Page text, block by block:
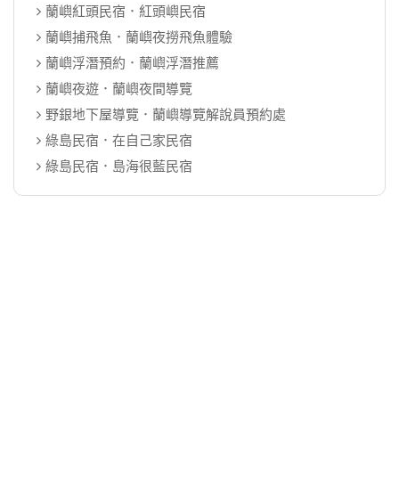
蘭嶼紅頭民宿．紅頭嶼民宿
蘭嶼捕飛魚．蘭嶼夜撈飛魚體驗
蘭嶼浮潛預約．蘭嶼浮潛推薦
蘭嶼夜遊．蘭嶼夜間導覽
野銀地下屋導覽．蘭嶼導覽解說員預約處
綠島民宿．在自己家民宿
綠島民宿．島海很藍民宿